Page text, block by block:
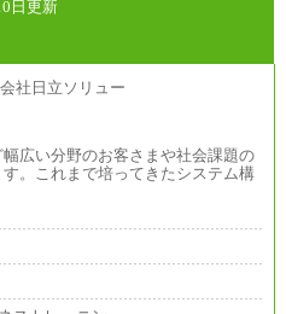
日更新
広い分野のお客さまや社会課題の
。これまで培ってきたシステム構